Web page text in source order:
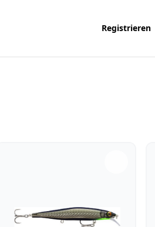
Registrieren